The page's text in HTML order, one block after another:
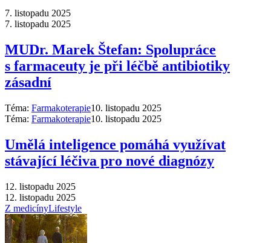
7. listopadu 2025
7. listopadu 2025
MUDr. Marek Štefan: Spolupráce
s farmaceuty je při léčbě antibiotiky
zásadní
Téma: Farmakoterapie10. listopadu 2025
Téma: Farmakoterapie10. listopadu 2025
Umělá inteligence pomáhá využívat
stávající léčiva pro nové diagnózy
12. listopadu 2025
12. listopadu 2025
Z medicínyLifestyle